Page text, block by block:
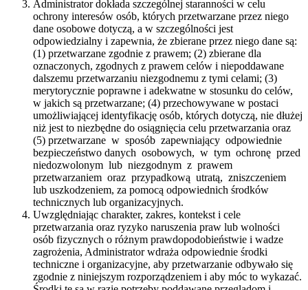
Administrator dokłada szczególnej staranności w celu
ochrony interesów osób, których przetwarzane przez niego
dane osobowe dotyczą, a w szczególności jest
odpowiedzialny i zapewnia, że zbierane przez niego dane są:
(1) przetwarzane zgodnie z prawem; (2) zbierane dla
oznaczonych, zgodnych z prawem celów i niepoddawane
dalszemu przetwarzaniu niezgodnemu z tymi celami; (3)
merytorycznie poprawne i adekwatne w stosunku do celów,
w jakich są przetwarzane; (4) przechowywane w postaci
umożliwiającej identyfikację osób, których dotyczą, nie dłużej
niż jest to niezbędne do osiągnięcia celu przetwarzania oraz
(5) przetwarzane w sposób zapewniający odpowiednie
bezpieczeństwo danych osobowych, w tym ochronę przed
niedozwolonym lub niezgodnym z prawem
przetwarzaniem oraz przypadkową utratą, zniszczeniem
lub uszkodzeniem, za pomocą odpowiednich środków
technicznych lub organizacyjnych.
Uwzględniając charakter, zakres, kontekst i cele
przetwarzania oraz ryzyko naruszenia praw lub wolności
osób fizycznych o różnym prawdopodobieństwie i wadze
zagrożenia, Administrator wdraża odpowiednie środki
techniczne i organizacyjne, aby przetwarzanie odbywało się
zgodnie z niniejszym rozporządzeniem i aby móc to wykazać.